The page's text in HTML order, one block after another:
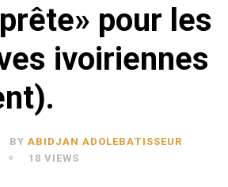
pour les
ivoiriennes
BY ABIDJAN ADOLEBATISSEUR
18 VIEWS